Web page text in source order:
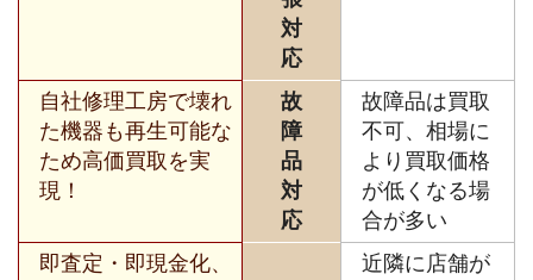
対
応
自社修理工房で壊れ
た機器も再生可能な
ため高価買取を実
現！
故
障
品
対
応
故障品は買取
不可、相場に
より買取価格
が低くなる場
合が多い
即査定・即現金化、
近隣に店舗が